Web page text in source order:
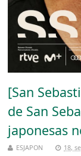
[San
de San
japonesas
ESJAPON 18,